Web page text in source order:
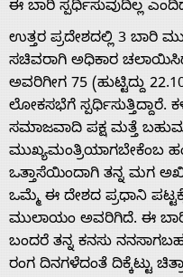
ಈ ಬಾರಿ ಸ್ಪರ್ಧಿಸುವುದಿಲ್ಲ
ಉತ್ತರ ಪ್ರದೇಶದಲ್ಲಿ 3 ಬಾರಿ
ಸಚಿವರಾಗಿ ಅಧಿಕಾರ
ಅವರಿಗೀಗ 75 (ಹುಟ್ಟಿದ್ದು
ಲೋಕಸಭೆಗೆ
ಸಮಾಜವಾದಿ ಪಕ್ಷ ಮತ್ತೆ
ಮುಖ್ಯಮಂತ್ರಿಯಾಗಬೇಕೆಂಬ
ಒತ್ತಾಸೆಯಿಂದಾಗಿ ತನ್ನ ಮಗ
ಒಮ್ಮೆ ಈ ದೇಶದ ಪ್ರಧಾನಿ
ಮುಲಾಯಂ ಅವರಿಗಿದೆ. ಈ ಬಾರಿ
ಬಂದರೆ ತನ್ನ ಕನಸು
ರಂಗ ದಿನಗಳೆದಂತೆ ದಿಕ್ಕೆಟ್ಟು